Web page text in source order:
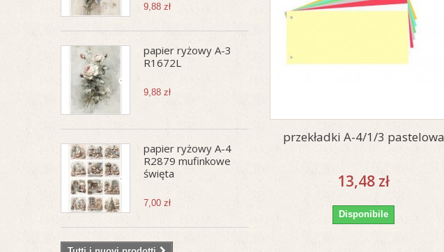
9,88 zł
papier ryżowy A-3
R1672L
9,88 zł
papier ryżowy A-4
R2879 mufinkowe
święta
7,00 zł
przekładki A-4/1/3 pastelowa
13,48 zł
Disponibile